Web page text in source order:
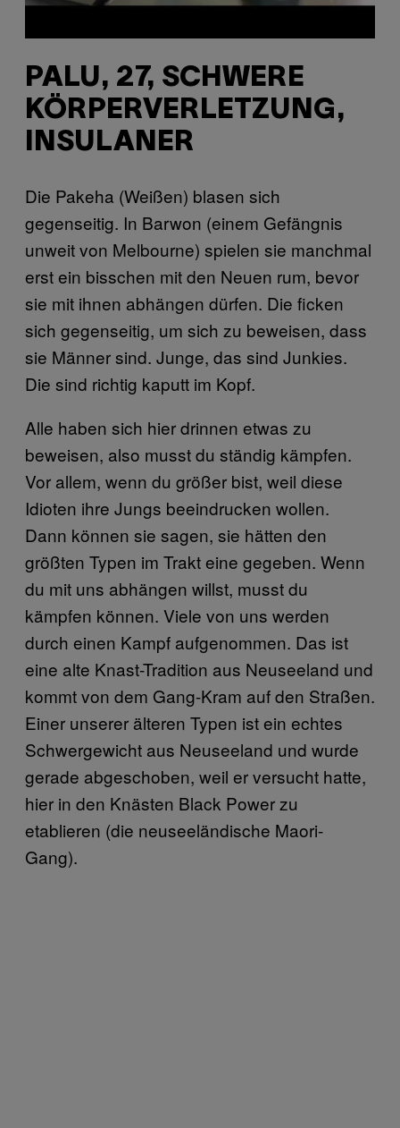
PALU, 27, SCHWERE
KÖRPERVERLETZUNG,
INSULANER
Die Pakeha (Weißen) blasen sich
gegenseitig. In Barwon (einem Gefängnis
unweit von Melbourne) spielen sie manchmal
erst ein bisschen mit den Neuen rum, bevor
sie mit ihnen abhängen dürfen. Die ficken
sich gegenseitig, um sich zu beweisen, dass
sie Männer sind. Junge, das sind Junkies.
Die sind richtig kaputt im Kopf.
Alle haben sich hier drinnen etwas zu
beweisen, also musst du ständig kämpfen.
Vor allem, wenn du größer bist, weil diese
Idioten ihre Jungs beeindrucken wollen.
Dann können sie sagen, sie hätten den
größten Typen im Trakt eine gegeben. Wenn
du mit uns abhängen willst, musst du
kämpfen können. Viele von uns werden
durch einen Kampf aufgenommen. Das ist
eine alte Knast-Tradition aus Neuseeland und
kommt von dem Gang-Kram auf den Straßen.
Einer unserer älteren Typen ist ein echtes
Schwergewicht aus Neuseeland und wurde
gerade abgeschoben, weil er versucht hatte,
hier in den Knästen Black Power zu
etablieren (die neuseeländische Maori-
Gang).